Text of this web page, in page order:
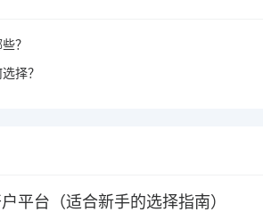
？
择？
平台（适合新手的选择指南）